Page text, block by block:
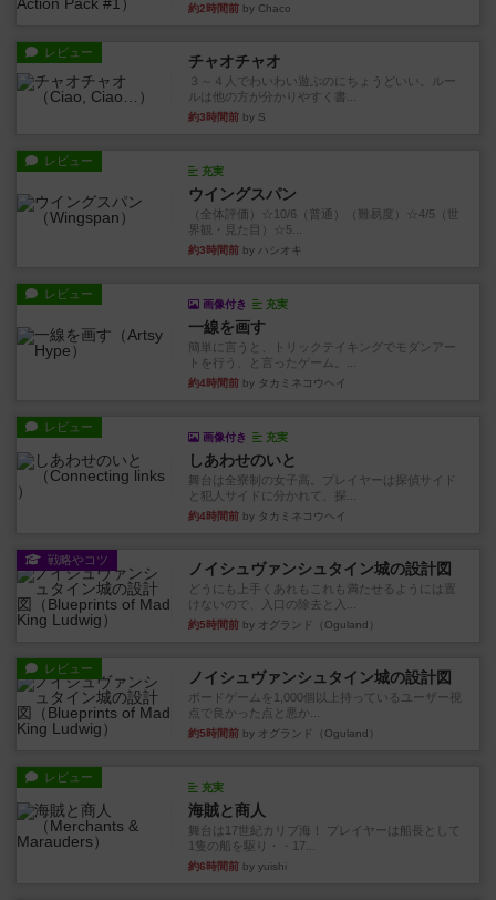
約2時間前 by Chaco
レビュー チャオチャオ
３～４人でわいわい遊ぶのにちょうどいい。ルー
ルは他の方が分かりやすく書...
約3時間前 by S
レビュー
充実
ウイングスパン
（全体評価）☆10/6（普通）（難易度）☆4/5（世
界観・見た目）☆5...
約3時間前 by ハシオキ
レビュー
画像付き 充実
一線を画す
簡単に言うと、トリックテイキングでモダンアー
トを行う、と言ったゲーム。...
約4時間前 by タカミネコウヘイ
レビュー
画像付き 充実
しあわせのいと
舞台は全寮制の女子高。プレイヤーは探偵サイド
と犯人サイドに分かれて、探...
約4時間前 by タカミネコウヘイ
戦略やコツ ノイシュヴァンシュタイン城の設計図
どうにも上手くあれもこれも満たせるようには置
けないので、入口の除去と入...
約5時間前 by オグランド（Oguland）
レビュー ノイシュヴァンシュタイン城の設計図
ボードゲームを1,000個以上持っているユーザー視
点で良かった点と悪か...
約5時間前 by オグランド（Oguland）
レビュー
充実
海賊と商人
舞台は17世紀カリブ海！ プレイヤーは船長として
1隻の船を駆り・・17...
約6時間前 by yuishi